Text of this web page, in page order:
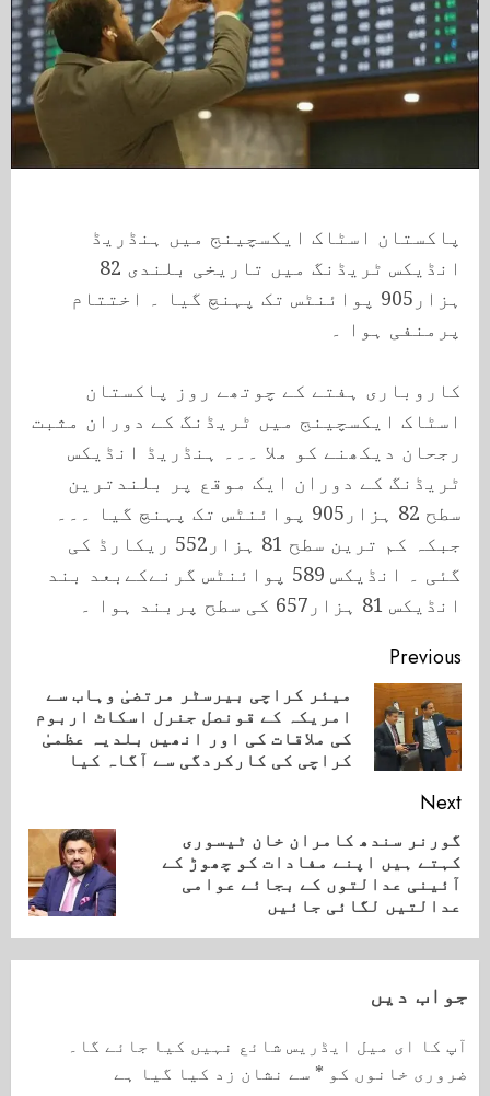
پاکستان اسٹاک ایکسچینج میں ہنڈریڈ
انڈیکس ٹریڈنگ میں تاریخی بلندی 82
ہزار905 پوائنٹس تک پہنچ گیا ۔ اختتام
پرمنفی ہوا ۔
کاروباری ہفتے کے چوتھے روز پاکستان
اسٹاک ایکسچینج میں ٹریڈنگ کے دوران مثبت
رجحان دیکھنے کو ملا ۔۔۔ ہنڈریڈ انڈیکس
ٹریڈنگ کے دوران ایک موقع پر بلندترین
سطح 82 ہزار905 پوائنٹس تک پہنچ گیا ۔۔۔
جبکہ کم ترین سطح 81 ہزار552 ریکارڈ کی
گئی ۔ انڈیکس 589 پوائنٹس گرنےکےبعد بند
انڈیکس 81 ہزار657 کی سطح پربند ہوا ۔
Continue
Reading
Previous
میئر کراچی بیرسٹر مرتضیٰ وہاب سے
امریکہ کے قونصل جنرل اسکاٹ اربوم
کی ملاقات کی اور انھیں بلدیہ عظمیٰ
کراچی کی کارکردگی سے آگاہ کیا
Next
Next
post:
گورنر سندھ کامران خان ٹیسوری
کہتے ہیں اپنے مفادات کو چھوڑ کے
آئینی عدالتوں کے بجائے عوامی
عدالتیں لگائی جائیں
جواب دیں
آپ کا ای میل ایڈریس شائع نہیں کیا جائے گا۔
ضروری خانوں کو * سے نشان زد کیا گیا ہے